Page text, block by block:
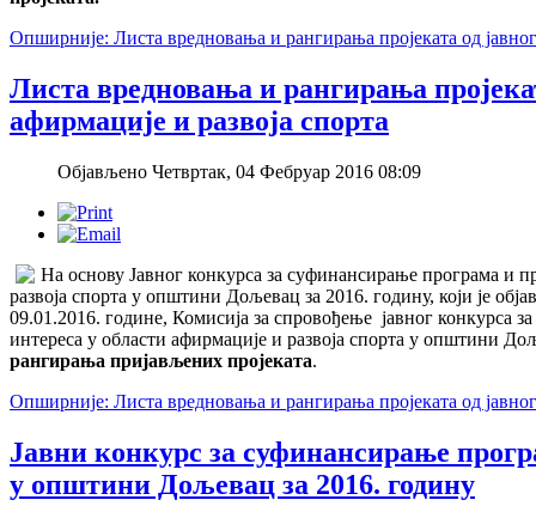
Опширније: Листа вредновања и рангирања пројеката од
Листа вредновања и рангирања
афирмације и развоја спорта
Објављено Четвртак, 04 Фебруар 2016 08:09
На основу Јавног конкурса за суфинансирање програма и
развоја спорта у општини Дољевац за 2016. годину, који је
09.01.2016. године, Комисија за спровођење јавног конкурса
интереса у области афирмације и развоја спорта у општини
рангирања пријављених пројеката.
Опширније: Листа вредновања и рангирања пројеката од
Јавни конкурс за суфинансирање
у општини Дољевац за 2016. годину